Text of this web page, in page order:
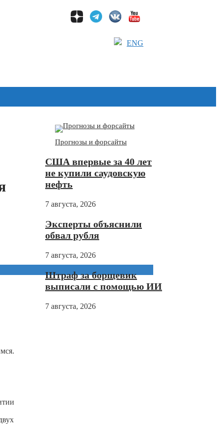
ENG
Прогнозы и форсайты
США впервые за 40 лет
не купили саудовскую
нефть
7 августа, 2026
Эксперты объяснили
обвал рубля
7 августа, 2026
Штраф за борщевик
выписали с помощью ИИ
7 августа, 2026